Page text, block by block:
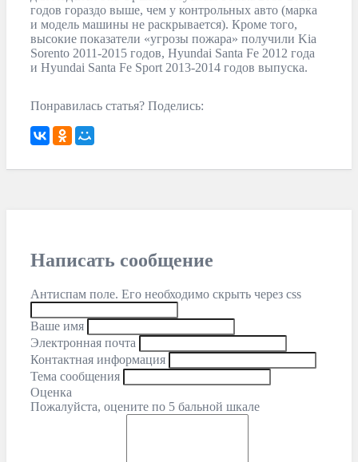
годов гораздо выше, чем у контрольных авто (марка
и модель машины не раскрывается). Кроме того,
высокие показатели «угрозы пожара» получили Kia
Sorento 2011-2015 годов, Hyundai Santa Fe 2012 года
и Hyundai Santa Fe Sport 2013-2014 годов выпуска.
Понравилась статья? Поделись:
Написать сообщение
Антиспам поле. Его необходимо скрыть через css
Ваше имя
Электронная почта
Контактная информация
Тема сообщения
Оценка
Пожалуйста, оцените по 5 бальной шкале